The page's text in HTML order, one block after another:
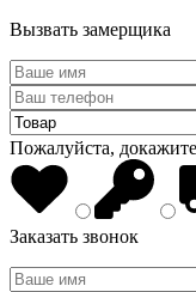
Вызвать замерщика
Пожалуйста,
Заказать звонок